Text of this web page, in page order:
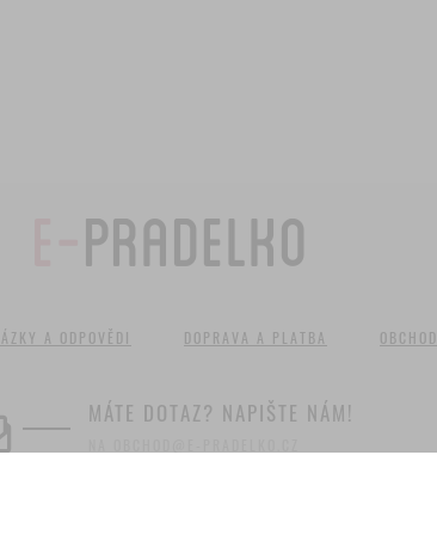
A ODPOVĚDI DOPRAVA A PLATBA
MÁTE DOTAZ? NAPIŠTE NÁM!